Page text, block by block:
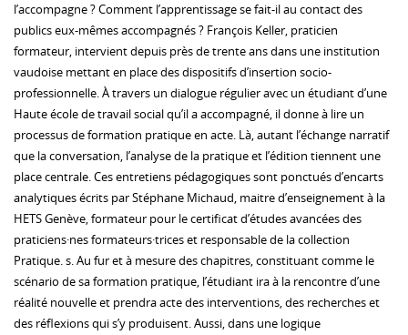
l’accompagne ? Comment l’apprentissage se fait-il au contact des
publics eux-mêmes accompagnés ? François Keller, praticien
formateur, intervient depuis près de trente ans dans une institution
vaudoise mettant en place des dispositifs d’insertion socio-
professionnelle. À travers un dialogue régulier avec un étudiant d’une
Haute école de travail social qu’il a accompagné, il donne à lire un
processus de formation pratique en acte. Là, autant l’échange narratif
que la conversation, l’analyse de la pratique et l’édition tiennent une
place centrale. Ces entretiens pédagogiques sont ponctués d’encarts
analytiques écrits par Stéphane Michaud, maitre d’enseignement à la
HETS Genève, formateur pour le certificat d’études avancées des
praticiens·nes formateurs·trices et responsable de la collection
Pratique. s. Au fur et à mesure des chapitres, constituant comme le
scénario de sa formation pratique, l’étudiant ira à la rencontre d’une
réalité nouvelle et prendra acte des interventions, des recherches et
des réflexions qui s’y produisent. Aussi, dans une logique